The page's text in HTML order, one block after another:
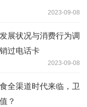
2023-09-08
展状况与消费行为调
过电话卡
2023-09-08
全渠道时代来临，卫
？